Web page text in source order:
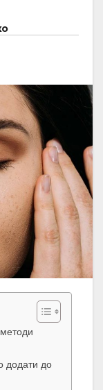
методи
додати до